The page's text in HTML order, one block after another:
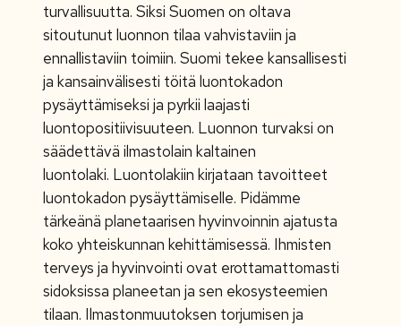
turvallisuutta. Siksi Suomen on oltava
sitoutunut luonnon tilaa vahvistaviin ja
ennallistaviin toimiin. Suomi tekee kansallisesti
ja kansainvälisesti töitä luontokadon
pysäyttämiseksi ja pyrkii laajasti
luontopositiivisuuteen. Luonnon turvaksi on
säädettävä ilmastolain kaltainen
luontolaki. Luontolakiin kirjataan tavoitteet
luontokadon pysäyttämiselle. Pidämme
tärkeänä planetaarisen hyvinvoinnin ajatusta
koko yhteiskunnan kehittämisessä. Ihmisten
terveys ja hyvinvointi ovat erottamattomasti
sidoksissa planeetan ja sen ekosysteemien
tilaan. Ilmastonmuutoksen torjumisen ja